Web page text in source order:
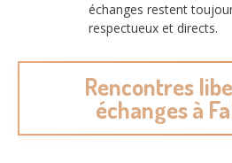
échanges restent
respectueux et directs.
Rencontres
échanges à